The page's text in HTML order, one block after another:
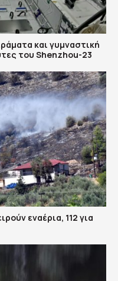
και γυμναστική
του Shenzhou-23
εναέρια, 112 για